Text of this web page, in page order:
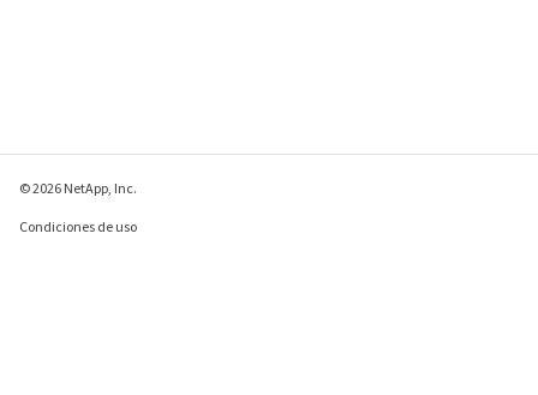
© 2026 NetApp, Inc.
Condiciones de uso